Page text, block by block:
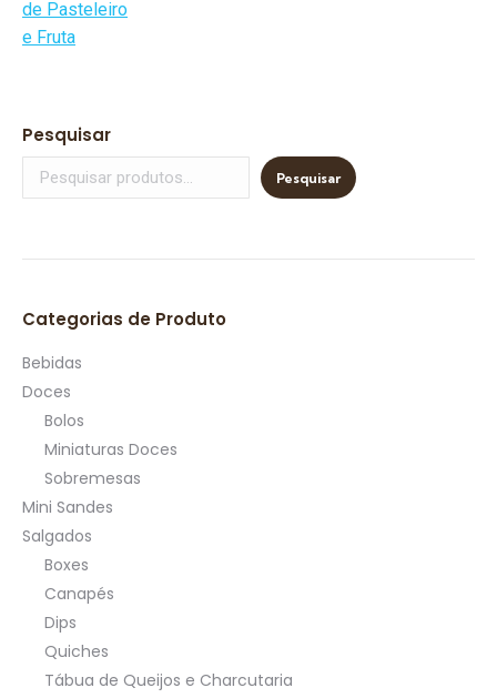
Pesquisar
Pesquisar
Categorias de Produto
Bebidas
Doces
Bolos
Miniaturas Doces
Sobremesas
Mini Sandes
Salgados
Boxes
Canapés
Dips
Quiches
Tábua de Queijos e Charcutaria